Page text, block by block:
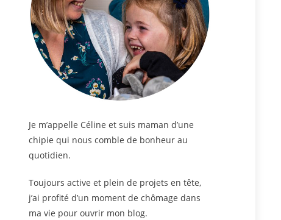
Je m’appelle Céline et suis maman d’une
chipie qui nous comble de bonheur au
quotidien.
Toujours active et plein de projets en tête,
j’ai profité d’un moment de chômage dans
ma vie pour ouvrir mon blog.